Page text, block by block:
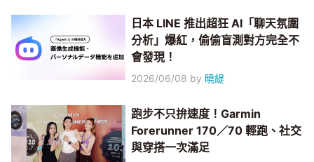
日本 LINE 推出超狂 AI「聊天氛圍
分析」爆紅，偷偷盲測對方完全不
會發現！
2026/06/08 by 曉緹
跑步不只拚速度！Garmin
Forerunner 170／70 輕跑、社交
與穿搭一次滿足